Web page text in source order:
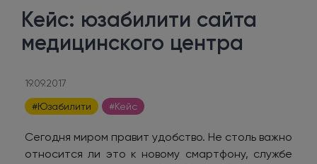
Кейс: юзабилити сайта
медицинского центра
19.09.2017
#Юзабилити #Кейс
Сегодня миром правит удобство. Не столь важно
относится ли это к новому смартфону, службе